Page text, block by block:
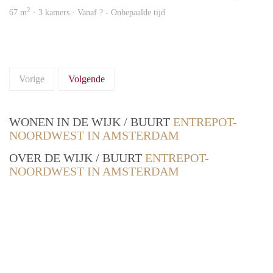
67 m2 · 3 kamers · Vanaf ? - Onbepaalde tijd
Vorige Volgende
WONEN IN DE WIJK / BUURT ENTREPOT-
NOORDWEST IN AMSTERDAM
OVER DE WIJK / BUURT ENTREPOT-
NOORDWEST IN AMSTERDAM